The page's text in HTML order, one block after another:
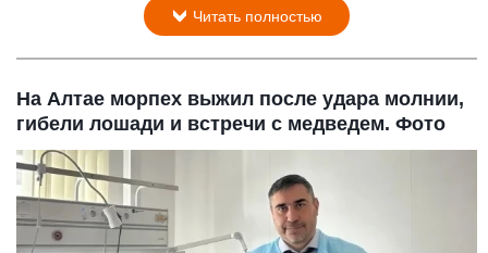
Читать полностью
На Алтае морпех выжил после удара молнии,
гибели лошади и встречи с медведем. Фото